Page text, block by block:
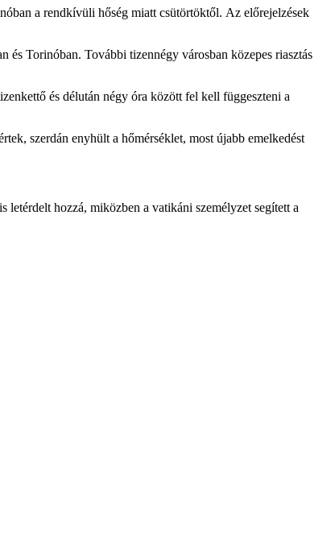
a rendkívüli hőség miatt csütörtöktől. Az előrejelzések
és Torinóban. További tizennégy városban közepes riasztás
és délután négy óra között fel kell függeszteni a
szerdán enyhült a hőmérséklet, most újabb emelkedést
letérdelt hozzá, miközben a vatikáni személyzet segített a